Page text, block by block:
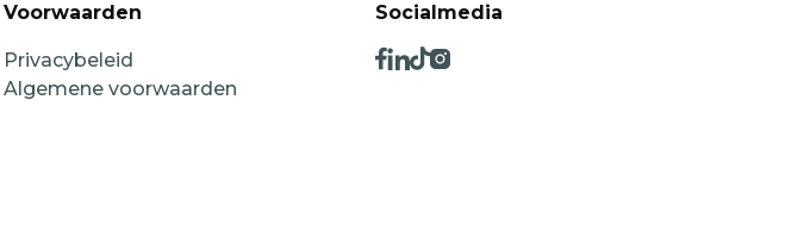
Voorwaarden
Privacybeleid
Algemene voorwaarden
Socialmedia